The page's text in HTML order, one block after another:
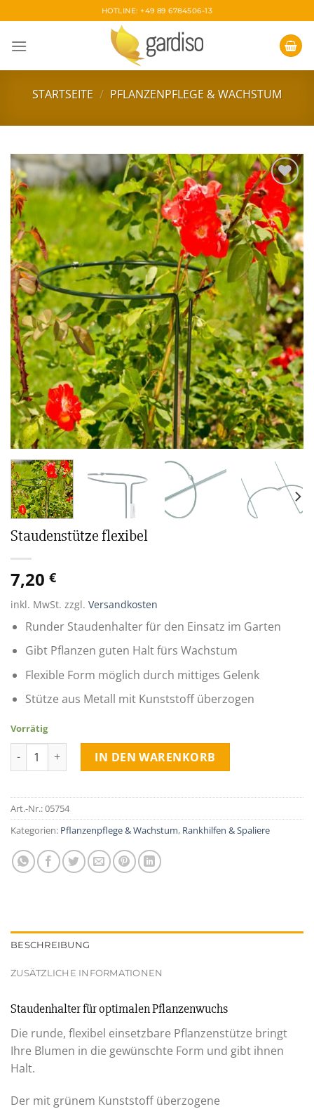
Inhalt
springen
HOTLINE: +49 89 6784506-13
STARTSEITE / PFLANZENPFLEGE & WACHSTUM
Zur
Wunschliste
Staudenstütze flexibel
7,20 €
inkl. MwSt. zzgl. Versandkosten
Runder Staudenhalter für den Einsatz im Garten
Gibt Pflanzen guten Halt fürs Wachstum
Flexible Form möglich durch mittiges Gelenk
Stütze aus Metall mit Kunststoff überzogen
Vorrätig
Staudenstütze flexibel MengeIN DEN WARENKORB
Art.-Nr.:05754
Kategorien: Pflanzenpflege & Wachstum, Rankhilfen & Spaliere
BESCHREIBUNG
ZUSÄTZLICHE INFORMATIONEN
Staudenhalter für optimalen Pflanzenwuchs
Die runde, flexibel einsetzbare Pflanzenstütze bringt
Ihre Blumen in die gewünschte Form und gibt ihnen
Halt.
Der mit grünem Kunststoff überzogene